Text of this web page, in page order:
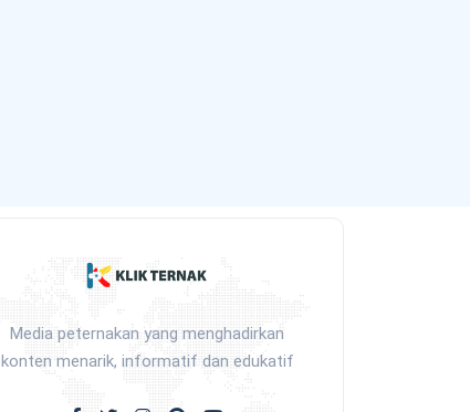
Media peternakan yang menghadirkan
konten menarik, informatif dan edukatif